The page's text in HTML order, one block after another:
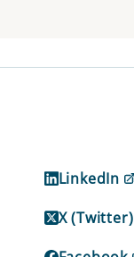
LinkedIn
X (Twitter)